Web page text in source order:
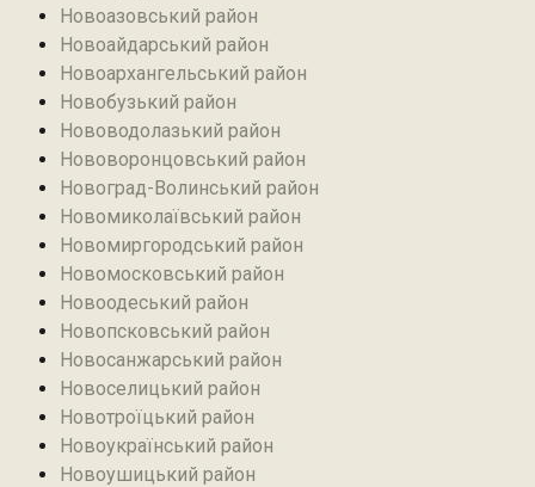
Новоазовський район
Новоайдарський район‎
Новоархангельський район
Новобузький район‎
Нововодолазький район
Нововоронцовський район‎
Новоград-Волинський район
Новомиколаївський район‎
Новомиргородський район
Новомосковський район
Новоодеський район‎
Новопсковський район‎
Новосанжарський район
Новоселицький район
Новотроїцький район
Новоукраїнський район
Новоушицький район